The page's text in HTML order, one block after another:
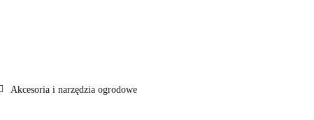
Akcesoria i narzędzia ogrodowe